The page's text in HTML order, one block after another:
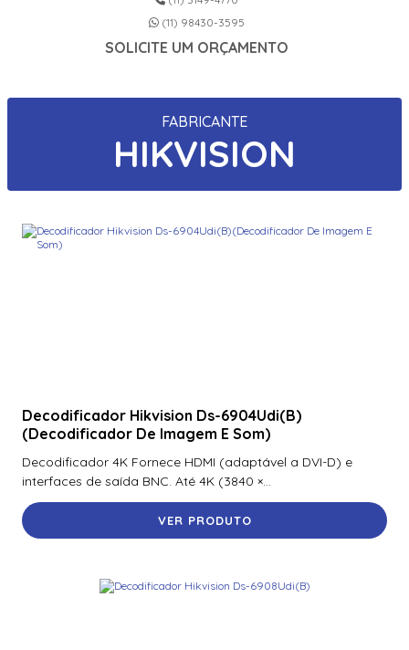
(11) 98430-3595
SOLICITE UM ORÇAMENTO
FABRICANTE
HIKVISION
Decodificador Hikvision Ds-6904Udi(B)
(Decodificador De Imagem E Som)
Decodificador 4K Fornece HDMI (adaptável a DVI-D) e
interfaces de saída BNC. Até 4K (3840 ×...
VER PRODUTO